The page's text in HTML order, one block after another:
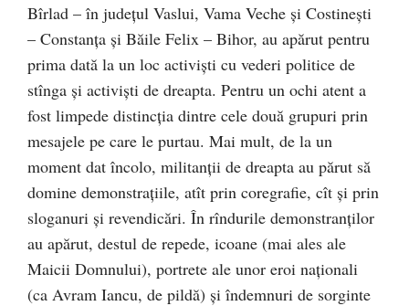
Bîrlad – în judeţul Vaslui, Vama Veche şi Costineşti
– Constanţa şi Băile Felix – Bihor, au apărut pentru
prima dată la un loc activişti cu vederi politice de
stînga şi activişti de dreapta. Pentru un ochi atent a
fost limpede distincţia dintre cele două grupuri prin
mesajele pe care le purtau. Mai mult, de la un
moment dat încolo, militanţii de dreapta au părut să
domine demonstraţiile, atît prin coregrafie, cît şi prin
sloganuri şi revendicări. În rîndurile demonstranţilor
au apărut, destul de repede, icoane (mai ales ale
Maicii Domnului), portrete ale unor eroi naţionali
(ca Avram Iancu, de pildă) şi îndemnuri de sorginte